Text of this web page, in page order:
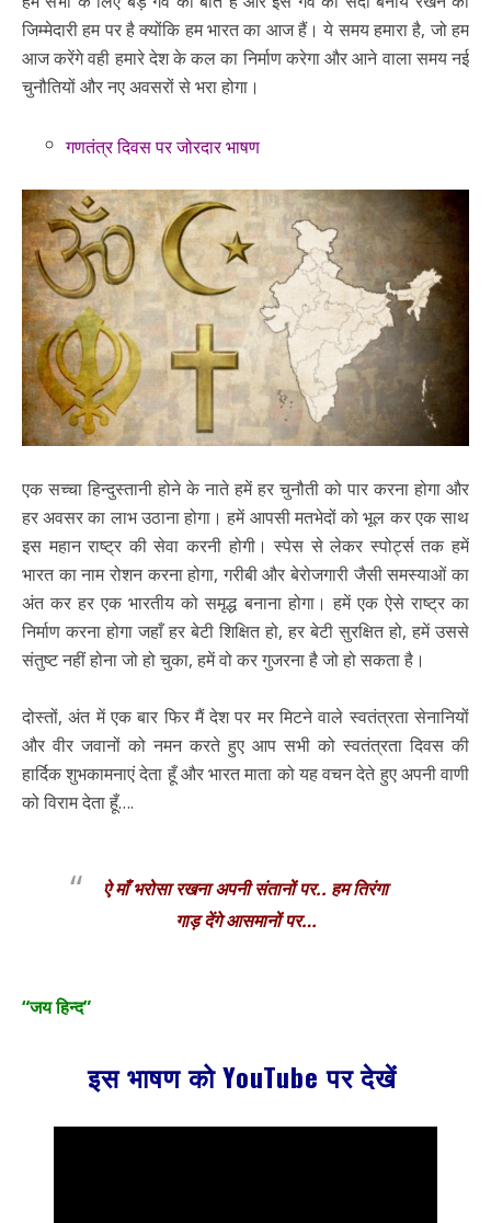
जिम्मेदारी हम पर है क्योंकि हम भारत का आज हैं। ये समय हमारा है, जो हम
आज करेंगे वही हमारे देश के कल का निर्माण करेगा और आने वाला समय नई
चुनौतियों और नए अवसरों से भरा होगा।
गणतंत्र दिवस पर जोरदार भाषण
एक सच्चा हिन्दुस्तानी होने के नाते हमें हर चुनौती को पार करना होगा और
हर अवसर का लाभ उठाना होगा। हमें आपसी मतभेदों को भूल कर एक साथ
इस महान राष्ट्र की सेवा करनी होगी। स्पेस से लेकर स्पोर्ट्स तक हमें
भारत का नाम रोशन करना होगा, गरीबी और बेरोजगारी जैसी समस्याओं का
अंत कर हर एक भारतीय को समृद्ध बनाना होगा। हमें एक ऐसे राष्ट्र का
निर्माण करना होगा जहाँ हर बेटी शिक्षित हो, हर बेटी सुरक्षित हो, हमें उससे
संतुष्ट नहीं होना जो हो चुका, हमें वो कर गुजरना है जो हो सकता है।
दोस्तों, अंत में एक बार फिर मैं देश पर मर मिटने वाले स्वतंत्रता सेनानियों
और वीर जवानों को नमन करते हुए आप सभी को स्वतंत्रता दिवस की
हार्दिक शुभकामनाएं देता हूँ और भारत माता को यह वचन देते हुए अपनी वाणी
को विराम देता हूँ….
ऐ माँ भरोसा रखना अपनी संतानों पर.. हम तिरंगा
गाड़ देंगे आसमानों पर…
“जय हिन्द”
इस भाषण को YouTube पर देखें